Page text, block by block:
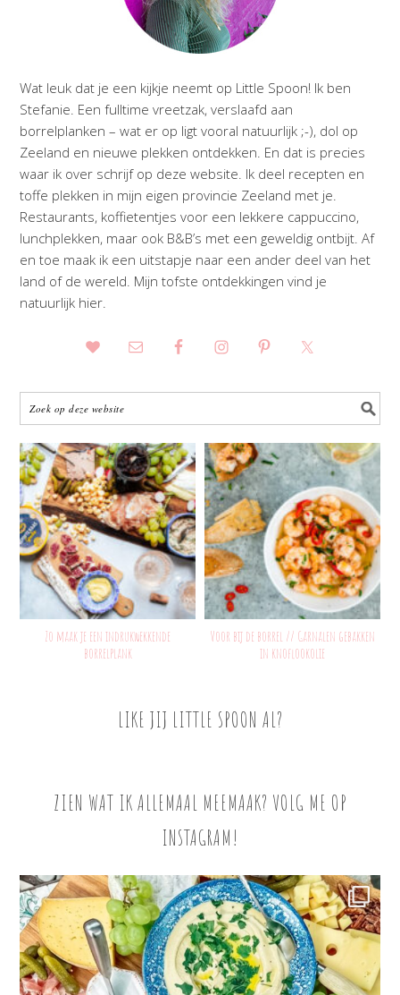
Wat leuk dat je een kijkje neemt op Little Spoon! Ik ben
Stefanie. Een fulltime vreetzak, verslaafd aan
borrelplanken – wat er op ligt vooral natuurlijk ;-), dol op
Zeeland en nieuwe plekken ontdekken. En dat is precies
waar ik over schrijf op deze website. Ik deel recepten en
toffe plekken in mijn eigen provincie Zeeland met je.
Restaurants, koffietentjes voor een lekkere cappuccino,
lunchplekken, maar ook B&B’s met een geweldig ontbijt. Af
en toe maak ik een uitstapje naar een ander deel van het
land of de wereld. Mijn tofste ontdekkingen vind je
natuurlijk hier.
Zo maak je een indrukwekkende
borrelplank
Voor bij de borrel // Garnalen gebakken
in knoflookolie
LIKE JIJ LITTLE SPOON AL?
ZIEN WAT IK ALLEMAAL MEEMAAK? VOLG ME OP
INSTAGRAM!